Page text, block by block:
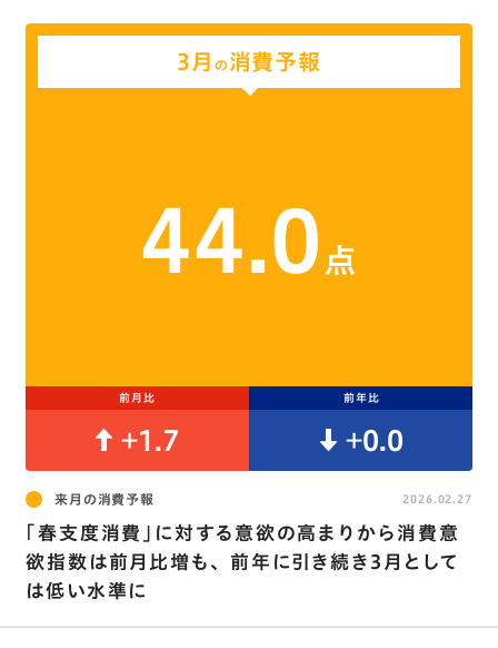
3月 の消費予報
44.0 点
前月比 前年比
+1.7 +0.0
来月の消費予報
｢春支度消費｣に対する意欲の高まりから消費意
欲指数は前月比増も､ 前年に引き続き3月として
は低い水準に
2026.02.27